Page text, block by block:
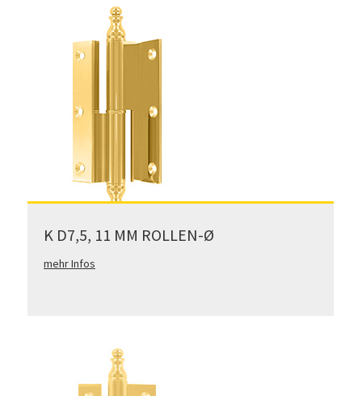
K D7,5, 11 MM ROLLEN-Ø
mehr Infos